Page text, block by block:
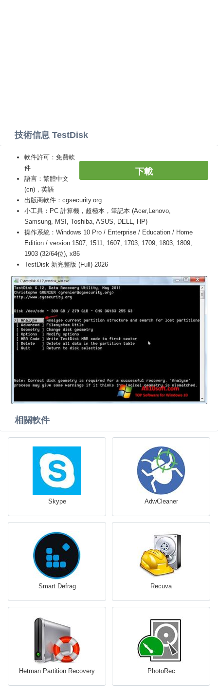
技術信息 TestDisk
下載
軟件許可：免費軟
件
語言：繁體中文
(cn)，英語
出版商軟件：cgsecurity.org
小工具：PC 計算機，超極本，筆記本 (Acer,Lenovo,
Samsung, MSI, Toshiba, ASUS, DELL, HP)
操作系統：Windows 10 Pro / Enterprise / Education / Home
Edition / version 1507, 1511, 1607, 1703, 1709, 1803, 1809,
1903 (32/64位), x86
TestDisk 新完整版 (Full) 2026
相關軟件
Skype AdwCleaner
Smart Defrag Recuva
Hetman Partition Recovery PhotoRec